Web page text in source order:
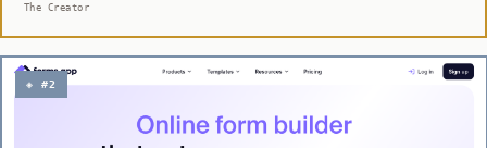
The Creator
◈ #2